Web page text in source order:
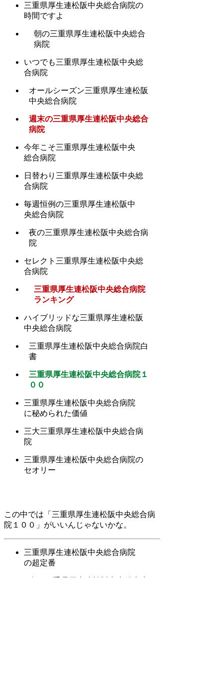
三重県厚生連松阪中央総合病院の
時間ですよ
朝の三重県厚生連松阪中央総合
病院
いつでも三重県厚生連松阪中央総
合病院
オールシーズン三重県厚生連松阪
中央総合病院
週末の三重県厚生連松阪中央総合
病院
今年こそ三重県厚生連松阪中央
総合病院
日替わり三重県厚生連松阪中央総
合病院
毎週恒例の三重県厚生連松阪中
央総合病院
夜の三重県厚生連松阪中央総合病
院
セレクト三重県厚生連松阪中央総
合病院
三重県厚生連松阪中央総合病院
ランキング
ハイブリッドな三重県厚生連松阪
中央総合病院
三重県厚生連松阪中央総合病院白
書
三重県厚生連松阪中央総合病院１
００
三重県厚生連松阪中央総合病院
に秘められた価値
三大三重県厚生連松阪中央総合病
院
三重県厚生連松阪中央総合病院の
セオリー
この中では「三重県厚生連松阪中央総合病
院１００」がいいんじゃないかな。
三重県厚生連松阪中央総合病院
の超定番